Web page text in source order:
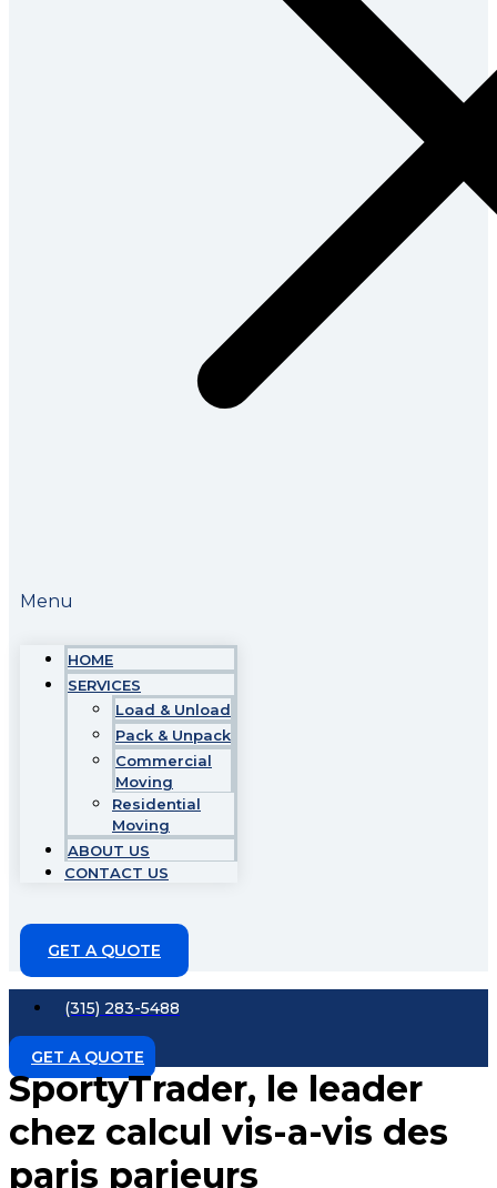
Menu
HOME
SERVICES
Load & Unload
Pack & Unpack
Commercial
Moving
Residential
Moving
ABOUT US
CONTACT US
GET A QUOTE
(315) 283-5488
GET A QUOTE
SportyTrader, le leader
chez calcul vis-a-vis des
paris parieurs